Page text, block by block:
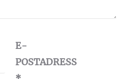
E-
POSTADRESS